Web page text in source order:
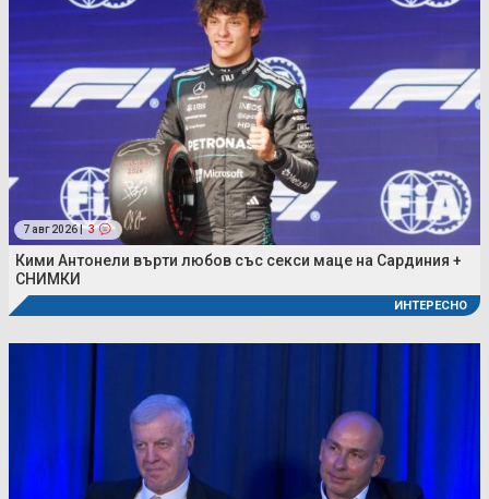
7 авг 2026 | 3
Кими Антонели върти любов със секси маце на Сардиния +
СНИМКИ
ИНТЕРЕСНО